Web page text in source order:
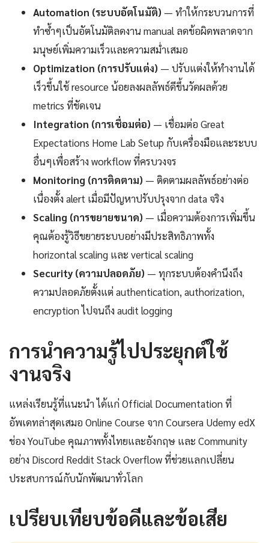
Automation (ระบบอัตโนมัติ) — ทำให้กระบวนการที่
ทำซ้ำๆเป็นอัตโนมัติลดงาน manual ลดข้อผิดพลาดจาก
มนุษย์เพิ่มความเร็วและความสม่ำเสมอ
Optimization (การปรับแต่ง) — ปรับแต่งให้ทำงานได้
เร็วขึ้นใช้ resource น้อยลงผลลัพธ์ดีขึ้นวัดผลด้วย
metrics ที่ชัดเจน
Integration (การเชื่อมต่อ) — เชื่อมต่อ Great
Expectations Home Lab Setup กับเครื่องมือและระบบ
อื่นๆเพื่อสร้าง workflow ที่ครบวงจร
Monitoring (การติดตาม) — ติดตามผลลัพธ์อย่างต่อ
เนื่องตั้ง alert เมื่อมีปัญหาปรับปรุงจาก data จริง
Scaling (การขยายขนาด) — เมื่อความต้องการเพิ่มขึ้น
คุณต้องรู้วิธีขยายระบบอย่างมีประสิทธิภาพทั้ง
horizontal scaling และ vertical scaling
Security (ความปลอดภัย) — ทุกระบบต้องคำนึงถึง
ความปลอดภัยตั้งแต่ authentication, authorization,
encryption ไปจนถึง audit logging
การนำความรู้ไปประยุกต์ใช้
งานจริง
แหล่งเรียนรู้ที่แนะนำ ได้แก่ Official Documentation ที่
อัพเดทล่าสุดเสมอ Online Course จาก Coursera Udemy edX
ช่อง YouTube คุณภาพทั้งไทยและอังกฤษ และ Community
อย่าง Discord Reddit Stack Overflow ที่ช่วยแลกเปลี่ยน
ประสบการณ์กับนักพัฒนาทั่วโลก
เปรียบเทียบข้อดีและข้อเสีย